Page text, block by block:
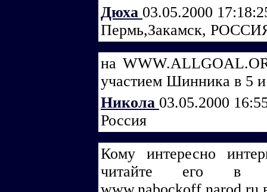
Дюха 03.05.2000
Пермь,Закамск,
на
участием Шинника в 5 и
Никола 03.05.2000
Россия
Кому интересно
читайте его в